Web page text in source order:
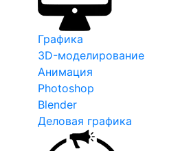
Графика
3D-моделирование
Анимация
Photoshop
Blender
Деловая графика